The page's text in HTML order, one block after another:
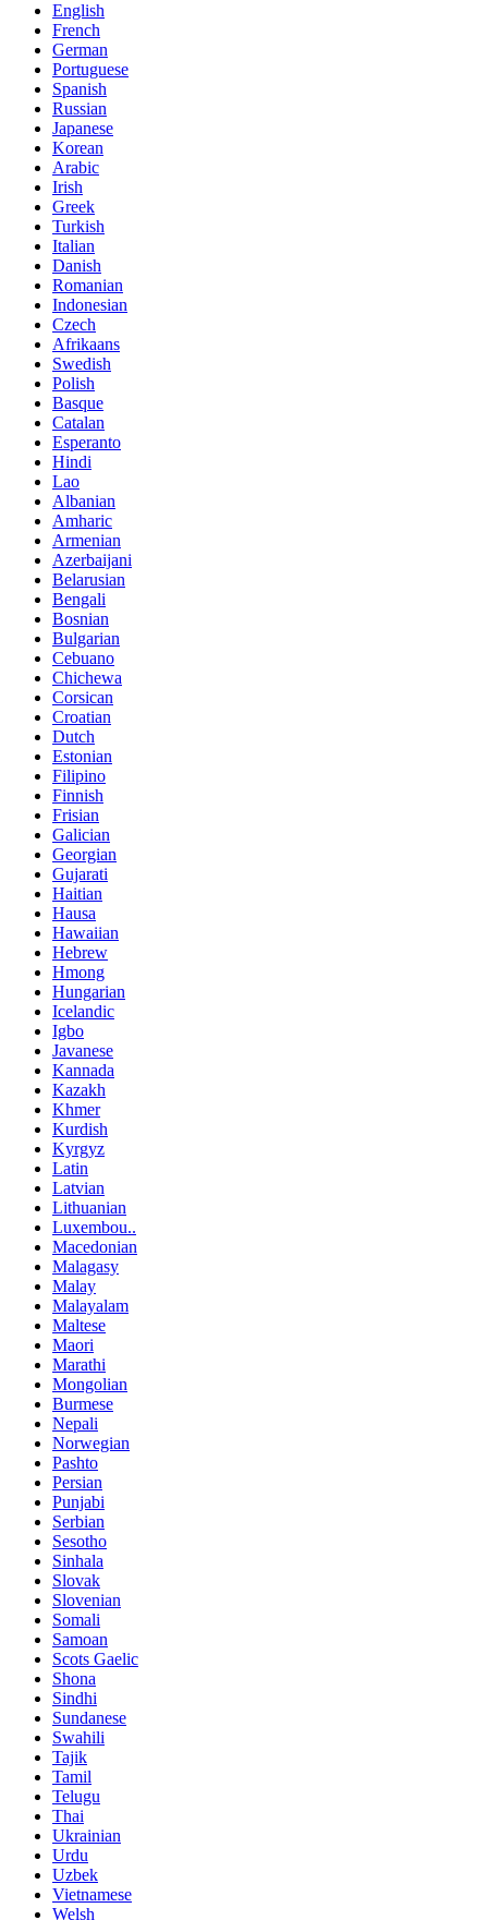
English
French
German
Portuguese
Spanish
Russian
Japanese
Korean
Arabic
Irish
Greek
Turkish
Italian
Danish
Romanian
Indonesian
Czech
Afrikaans
Swedish
Polish
Basque
Catalan
Esperanto
Hindi
Lao
Albanian
Amharic
Armenian
Azerbaijani
Belarusian
Bengali
Bosnian
Bulgarian
Cebuano
Chichewa
Corsican
Croatian
Dutch
Estonian
Filipino
Finnish
Frisian
Galician
Georgian
Gujarati
Haitian
Hausa
Hawaiian
Hebrew
Hmong
Hungarian
Icelandic
Igbo
Javanese
Kannada
Kazakh
Khmer
Kurdish
Kyrgyz
Latin
Latvian
Lithuanian
Luxembou..
Macedonian
Malagasy
Malay
Malayalam
Maltese
Maori
Marathi
Mongolian
Burmese
Nepali
Norwegian
Pashto
Persian
Punjabi
Serbian
Sesotho
Sinhala
Slovak
Slovenian
Somali
Samoan
Scots Gaelic
Shona
Sindhi
Sundanese
Swahili
Tajik
Tamil
Telugu
Thai
Ukrainian
Urdu
Uzbek
Vietnamese
Welsh